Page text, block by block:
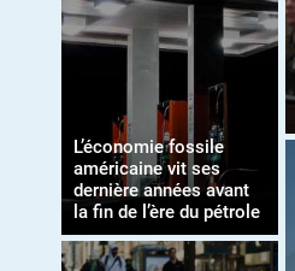
L’économie fossile
américaine vit ses
dernière années avant
la fin de l’ère du pétrole